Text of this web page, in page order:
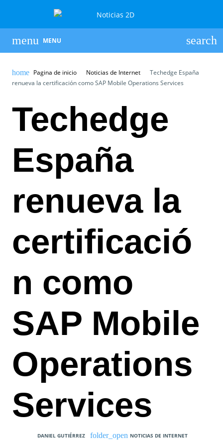
MENU
Pagina de inicio Noticias de Internet
Techedge España
renueva la certificación como SAP Mobile Operations Services
Techedge
España
renueva la
certificació
n como
SAP Mobile
Operations
Services
DANIEL GUTIÉRREZ
NOTICIAS DE INTERNET